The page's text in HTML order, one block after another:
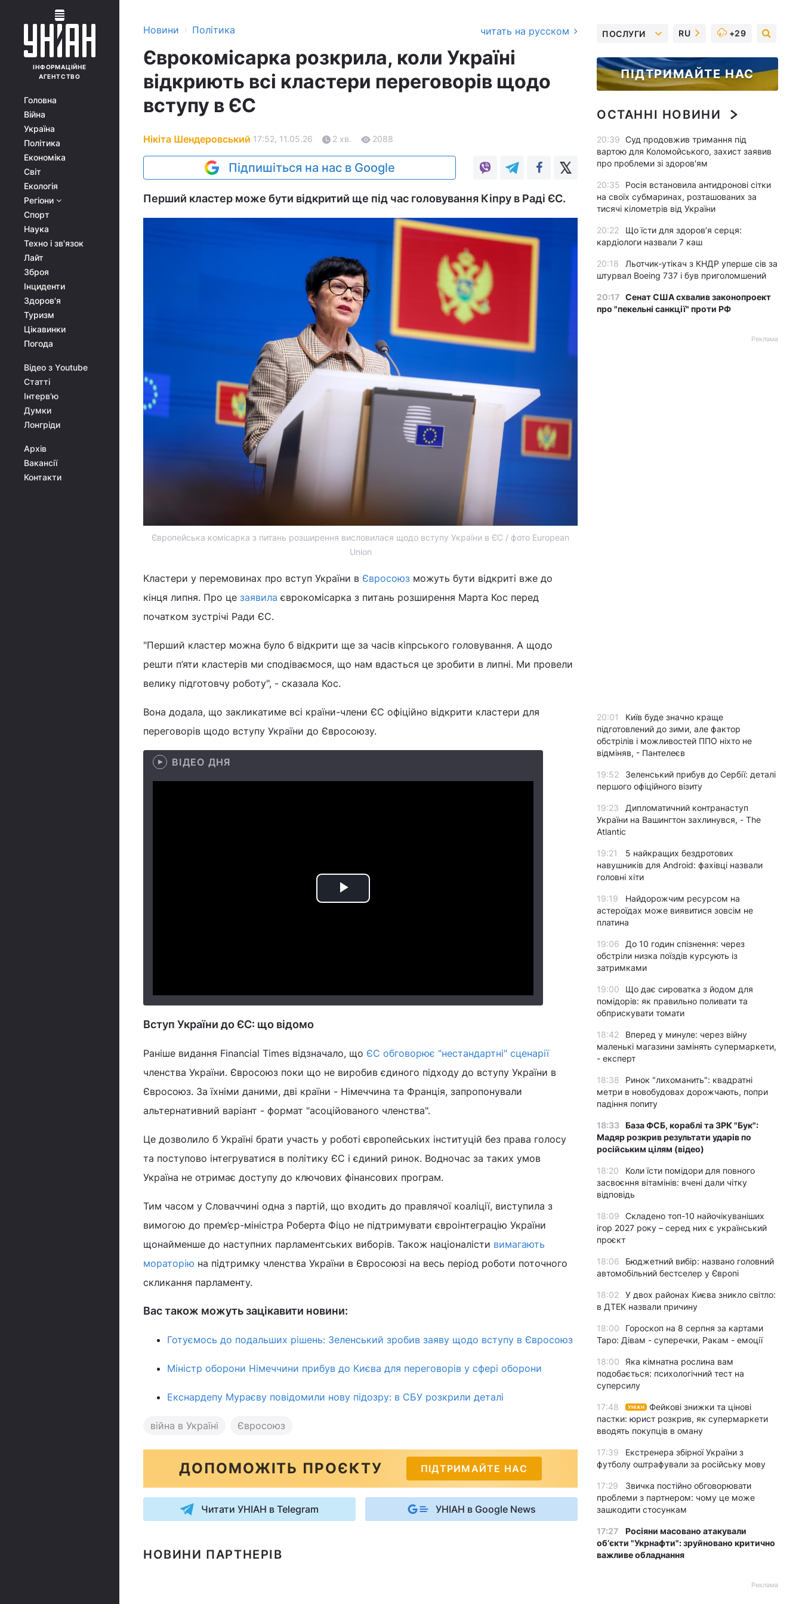
ІНФОРМАЦІЙНЕ
АГЕНТСТВО
Головна
Війна
Україна
Політика
Економіка
Світ
Екологія
Регіони
Спорт
Наука
Техно і зв'язок
Лайт
Зброя
Інциденти
Здоров'я
Туризм
Цікавинки
Погода
Відео з Youtube
Статті
Інтерв'ю
Думки
Лонгріди
Архів
Вакансії
Контакти
Новини › Політика читать на русском
Єврокомісарка розкрила, коли Україні
відкриють всі кластери переговорів щодо
вступу в ЄС
Нікіта Шендеровський 17:52, 11.05.26 2 хв. 2088
Підпишіться на нас в Google
Перший кластер може бути відкритий ще під час головування Кіпру в Раді ЄС.
Європейська комісарка з питань розширення висловилася щодо вступу України в ЄС / фото European
Union
Кластери у перемовинах про вступ України в Євросоюз можуть бути відкриті вже до
кінця липня. Про це заявила єврокомісарка з питань розширення Марта Кос перед
початком зустрічі Ради ЄС.
"Перший кластер можна було б відкрити ще за часів кіпрського головування. А щодо
решти п’яти кластерів ми сподіваємося, що нам вдасться це зробити в липні. Ми провели
велику підготовчу роботу", - сказала Кос.
Вона додала, що закликатиме всі країни-члени ЄС офіційно відкрити кластери для
переговорів щодо вступу України до Євросоюзу.
ВІДЕО ДНЯ
Play
Вступ України до ЄС: що відомо
Раніше видання Financial Times відзначало, що ЄС обговорює "нестандартні" сценарії
членства України. Євросоюз поки що не виробив єдиного підходу до вступу України в
Євросоюз. За їхніми даними, дві країни - Німеччина та Франція, запропонували
альтернативний варіант - формат "асоційованого членства".
Це дозволило б Україні брати участь у роботі європейських інституцій без права голосу
та поступово інтегруватися в політику ЄС і єдиний ринок. Водночас за таких умов
Україна не отримає доступу до ключових фінансових програм.
Тим часом у Словаччині одна з партій, що входить до правлячої коаліції, виступила з
вимогою до прем’єр-міністра Роберта Фіцо не підтримувати євроінтеграцію України
щонайменше до наступних парламентських виборів. Також націоналісти вимагають
мораторію на підтримку членства України в Євросоюзі на весь період роботи поточного
скликання парламенту.
Вас також можуть зацікавити новини:
Готуємось до подальших рішень: Зеленський зробив заяву щодо вступу в Євросоюз
Міністр оборони Німеччини прибув до Києва для переговорів у сфері оборони
Екснардепу Мураєву повідомили нову підозру: в СБУ розкрили деталі
війна в Україні Євросоюз
ДОПОМОЖІТЬ ПРОЄКТУ ПІДТРИМАЙТЕ НАС
Читати УНІАН в Telegram УНІАН в Google News
НОВИНИ ПАРТНЕРІВ
ПОСЛУГИ RU +29
ПІДТРИМАЙТЕ НАС
ОСТАННІ НОВИНИ
20:39 Суд продовжив тримання під
вартою для Коломойського, захист заявив
про проблеми зі здоров'ям
20:35
Росія встановила антидронові сітки
на своїх субмаринах, розташованих за
тисячі кілометрів від України
20:22
Що їсти для здоров’я серця:
кардіологи назвали 7 каш
20:18
Льотчик-утікач з КНДР уперше сів за
штурвал Boeing 737 і був приголомшений
20:17 Сенат США схвалив законопроект
про "пекельні санкції" проти РФ
Реклама
20:01
Київ буде значно краще
підготовлений до зими, але фактор
обстрілів і можливостей ППО ніхто не
відміняв, - Пантелеєв
19:52
Зеленський прибув до Сербії: деталі
першого офіційного візиту
19:23
Дипломатичний контранаступ
України на Вашингтон захлинувся, - The
Atlantic
19:21
5 найкращих бездротових
навушників для Android: фахівці назвали
головні хіти
19:19
Найдорожчим ресурсом на
астероїдах може виявитися зовсім не
платина
19:06
До 10 годин спізнення: через
обстріли низка поїздів курсують із
затримками
19:00
Що дає сироватка з йодом для
помідорів: як правильно поливати та
обприскувати томати
18:42
Вперед у минуле: через війну
маленькі магазини замінять супермаркети,
- експерт
18:38
Ринок "лихоманить": квадратні
метри в новобудовах дорожчають, попри
падіння попиту
18:33 База ФСБ, кораблі та ЗРК "Бук":
Мадяр розкрив результати ударів по
російським цілям (відео)
18:20
Коли їсти помідори для повного
засвоєння вітамінів: вчені дали чітку
відповідь
18:09
Складено топ-10 найочікуваніших
ігор 2027 року – серед них є український
проєкт
18:06
Бюджетний вибір: названо головний
автомобільний бестселер у Європі
18:02
У двох районах Києва зникло світло:
в ДТЕК назвали причину
18:00
Гороскоп на 8 серпня за картами
Таро: Дівам - суперечки, Ракам - емоції
18:00
Яка кімнатна рослина вам
подобається: психологічний тест на
суперсилу
17:48 УНІАН
Фейкові знижки та цінові
пастки: юрист розкрив, як супермаркети
вводять покупців в оману
17:39
Екстренера збірної України з
футболу оштрафували за російську мову
17:29
Звичка постійно обговорювати
проблеми з партнером: чому це може
зашкодити стосункам
17:27
Росіяни масовано атакували
обʼєкти "Укрнафти": зруйновано критично
важливе обладнання
Реклама